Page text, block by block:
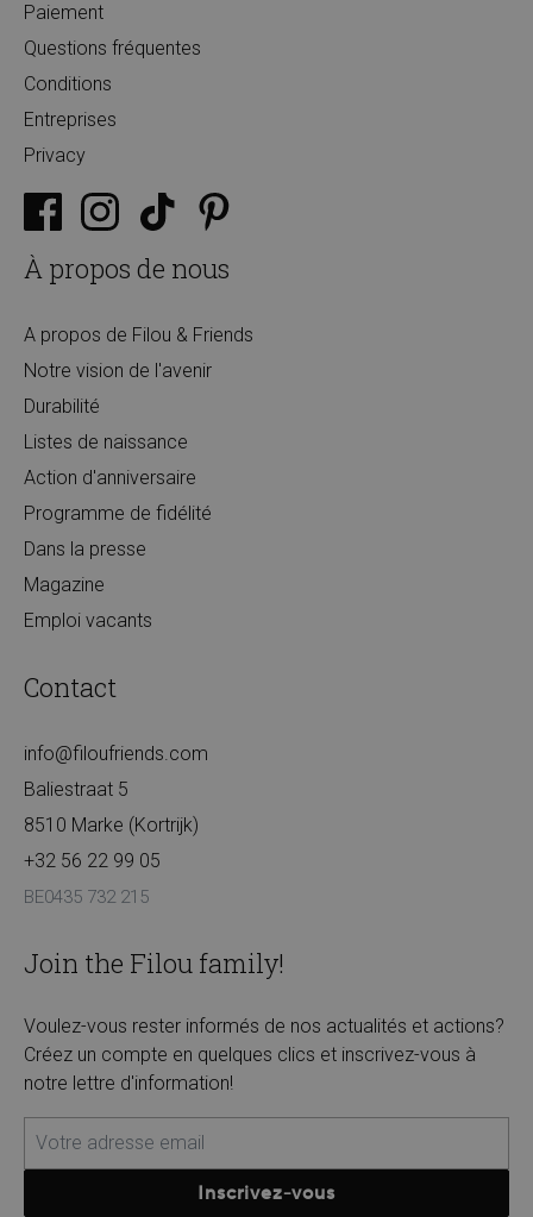
Paiement
Questions fréquentes
Conditions
Entreprises
Privacy
À propos de nous
A propos de Filou & Friends
Notre vision de l'avenir
Durabilité
Listes de naissance
Action d'anniversaire
Programme de fidélité
Dans la presse
Magazine
Emploi vacants
Contact
info@filoufriends.com
Baliestraat 5
8510 Marke (Kortrijk)
+32 56 22 99 05
BE0435 732 215
Join the Filou family!
Voulez-vous rester informés de nos actualités et actions?
Créez un compte en quelques clics et inscrivez-vous à
notre lettre d'information!
Inscrivez-vous